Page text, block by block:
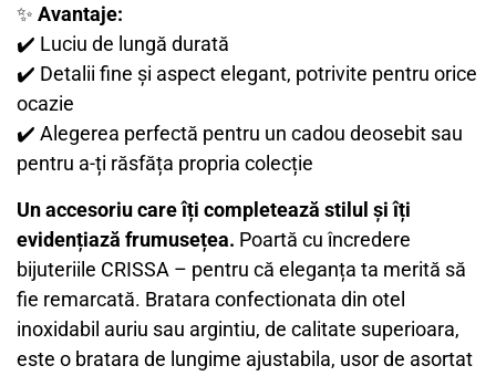
✨ Avantaje:
✔️ Luciu de lungă durată
✔️ Detalii fine și aspect elegant, potrivite pentru orice
ocazie
✔️ Alegerea perfectă pentru un cadou deosebit sau
pentru a-ți răsfăța propria colecție
Un accesoriu care îți completează stilul și îți
evidențiază frumusețea. Poartă cu încredere
bijuteriile CRISSA – pentru că eleganța ta merită să
fie remarcată. Bratara confectionata din otel
inoxidabil auriu sau argintiu, de calitate superioara,
este o bratara de lungime ajustabila, usor de asortat